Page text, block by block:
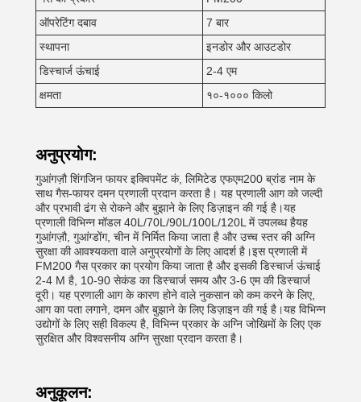
ऑपरेटिंग दबाव
7 बार
स्थापना
इनडोर और आउटडोर
डिस्चार्ज ऊंचाई
2-4 एम
क्षमता
१०-१००० किलो
अनुप्रयोग:
गुआंगज़ौ शिंगजिन फायर इक्विपमेंट कं, लिमिटेड एफएम200 ब्रांड नाम के
साथ गैस-फायर दमन प्रणाली प्रदान करता है। यह प्रणाली आग को जल्दी
और प्रभावी ढंग से रोकने और बुझाने के लिए डिज़ाइन की गई है।यह
प्रणाली विभिन्न मॉडल 40L/70L/90L/100L/120L में उपलब्ध हैयह
गुआंगज़ौ, गुआंग्डोंग, चीन में निर्मित किया जाता है और उच्च स्तर की अग्नि
सुरक्षा की आवश्यकता वाले अनुप्रयोगों के लिए आदर्श है।इस प्रणाली में
FM200 गैस प्रकार का प्रयोग किया जाता है और इसकी डिस्चार्ज ऊंचाई
2-4 M है, 10-90 सेकंड का डिस्चार्ज समय और 3-6 एम की डिस्चार्ज
दूरी। यह प्रणाली आग के कारण होने वाले नुकसान को कम करने के लिए,
आग का पता लगाने, दमन और बुझाने के लिए डिज़ाइन की गई है।यह विभिन्न
उद्योगों के लिए सही विकल्प है, विभिन्न प्रकार के अग्नि जोखिमों के लिए एक
सुरक्षित और विश्वसनीय अग्नि सुरक्षा प्रदान करता है।
अनुकूलन: